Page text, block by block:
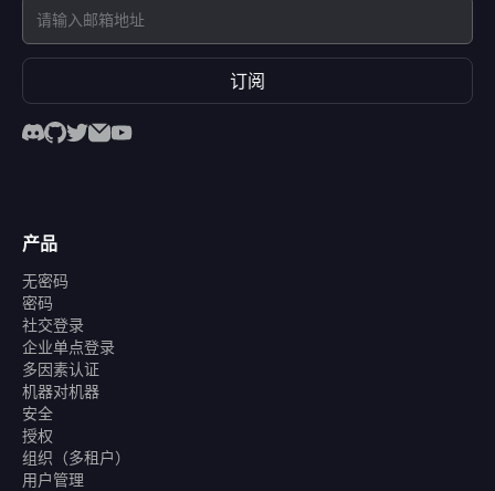
订阅
产品
无密码
密码
社交登录
企业单点登录
多因素认证
机器对机器
安全
授权
组织（多租户）
用户管理